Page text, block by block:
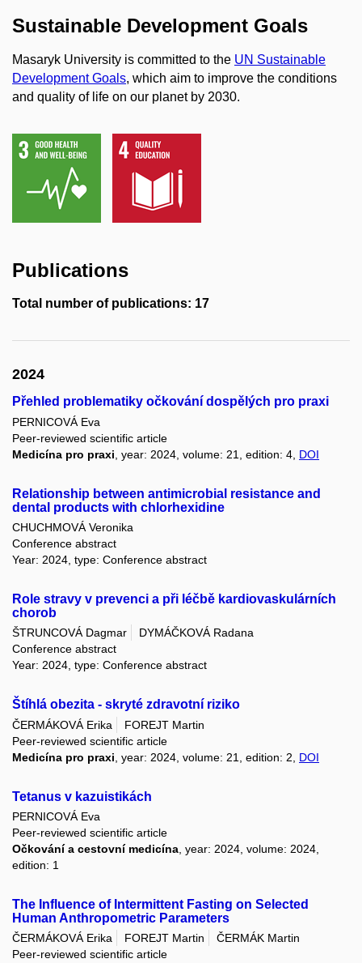
Sustainable Development Goals
Masaryk University is committed to the UN Sustainable
Development Goals, which aim to improve the conditions
and quality of life on our planet by 2030.
Publications
Total number of publications: 17
2024
Přehled problematiky očkování dospělých pro praxi
PERNICOVÁ Eva
Peer-reviewed scientific article
Medicína pro praxi , year: 2024, volume: 21, edition: 4, DOI
Relationship between antimicrobial resistance and
dental products with chlorhexidine
CHUCHMOVÁ Veronika
Conference abstract
Year: 2024, type: Conference abstract
Role stravy v prevenci a při léčbě kardiovaskulárních
chorob
ŠTRUNCOVÁ Dagmar
DYMÁČKOVÁ Radana
Conference abstract
Year: 2024, type: Conference abstract
Štíhlá obezita - skryté zdravotní riziko
ČERMÁKOVÁ Erika
FOREJT Martin
Peer-reviewed scientific article
Medicína pro praxi , year: 2024, volume: 21, edition: 2, DOI
Tetanus v kazuistikách
PERNICOVÁ Eva
Peer-reviewed scientific article
Očkování a cestovní medicína , year: 2024, volume: 2024,
edition: 1
The Influence of Intermittent Fasting on Selected
Human Anthropometric Parameters
ČERMÁKOVÁ Erika FOREJT Martin
ČERMÁK Martin
Peer-reviewed scientific article